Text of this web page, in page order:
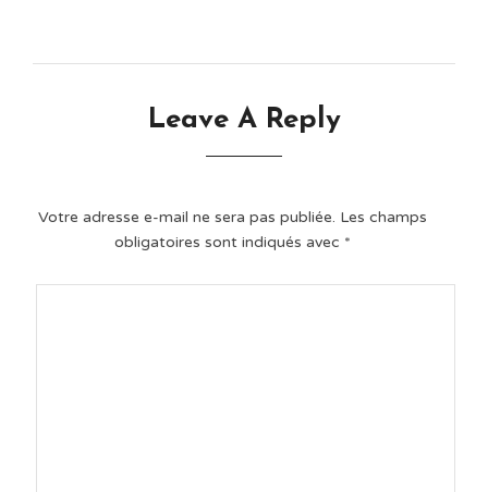
Leave A Reply
Votre adresse e-mail ne sera pas publiée. Les champs
obligatoires sont indiqués avec *